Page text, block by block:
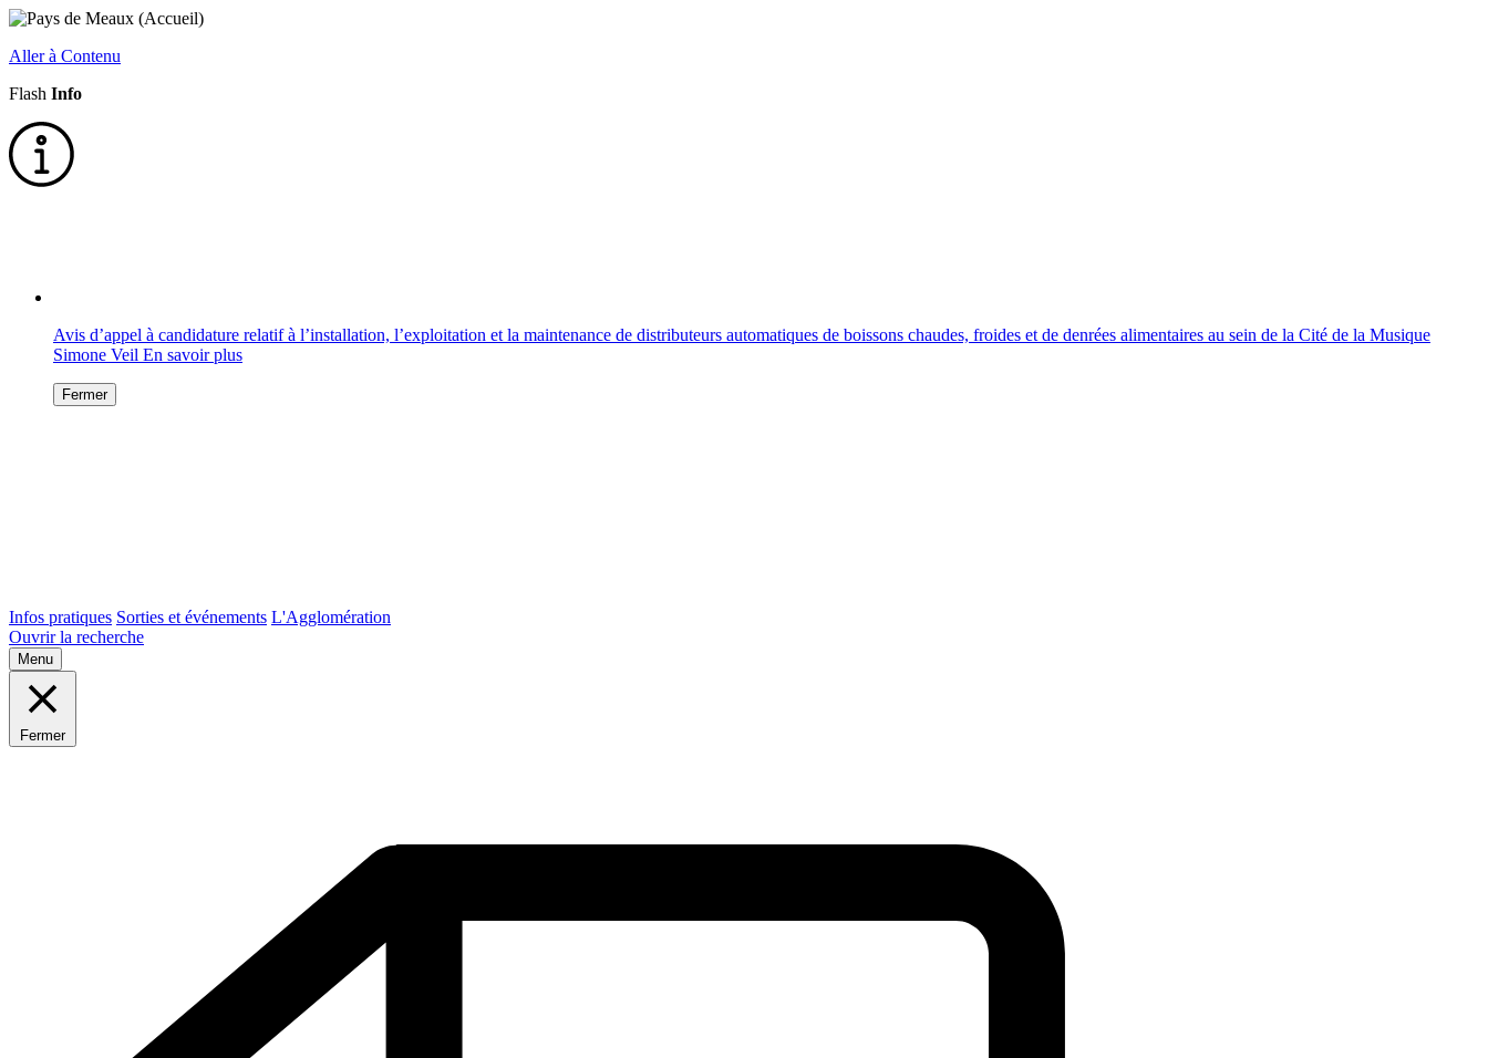
Aller à Contenu
Flash Info
Avis d’appel à candidature relatif à l’installation, l’exploitation et la maintenance de distributeurs automatiques de boissons chaudes, froides et de denrées alimentaires au sein de la Cité de la Musique
Simone Veil En savoir plus
Fermer
Infos pratiques Sorties et événements L'Agglomération
Ouvrir la recherche
Menu
Fermer